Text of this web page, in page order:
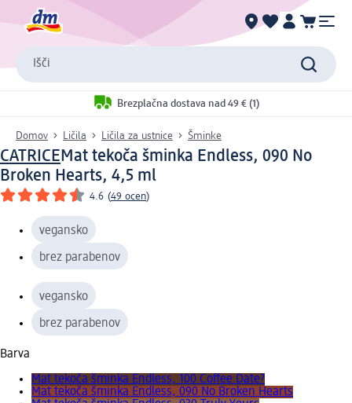
Išči
Brezplačna dostava nad 49 € (1)
Domov Ličila Ličila za ustnice Šminke
CATRICEMat tekoča šminka Endless, 090 No
Broken Hearts, 4,5 ml
4.6 (49 ocen)
vegansko
brez parabenov
vegansko
brez parabenov
Barva
Mat tekoča šminka Endless, 100 Coffee Date?
Mat tekoča šminka Endless, 090 No Broken Hearts